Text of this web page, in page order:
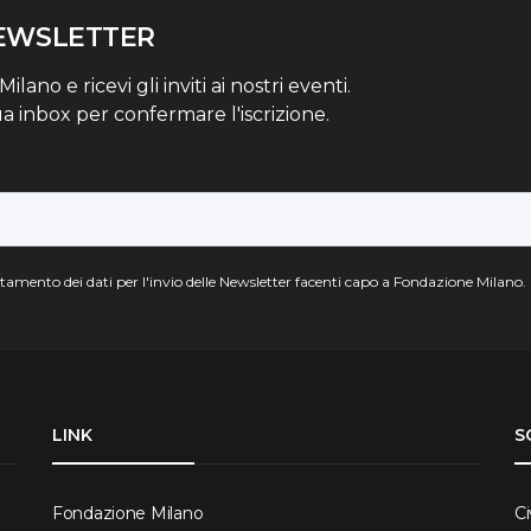
e ricevi gli inviti ai nostri eventi.
inbox per confermare l'iscrizione.
dei dati per l'invio delle Newsletter facenti capo a Fondazione Milano.
LINK
Fondazione Milano